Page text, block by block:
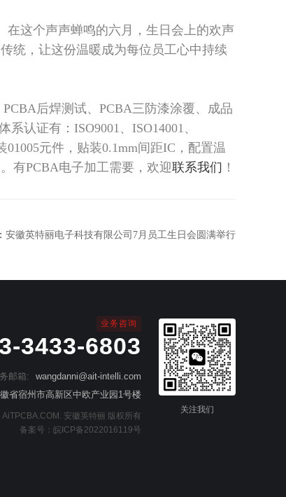
这个声声蝉鸣的六月，生日会上的欢声
统，让这份温暖成为每位员工心中持续
后焊测试、PCBA三防漆涂覆、成品
认证有：ISO9001、ISO14001、
01005元件，贴装0.1mm间距IC，配置温
有PCBA电子加工需要，欢迎联系我们 ！
安徽英特丽电子科技有限公司7月员工生日会圆满举行
业务咨询
3433-6803
邮箱:
wangdanni@ait-intelli.com
省宿州市高新区中欧产业园1号楼
安徽英特丽 版权所有
备案号： 皖ICP备2022016119号
关注我们